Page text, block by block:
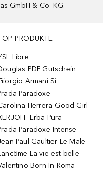
GmbH & Co. KG.
PRODUKTE
Libre
PDF Gutschein
Armani Si
Paradoxe
Herrera Good Girl
Erba Pura
Paradoxe Intense
Paul Gaultier Le Male
La vie est belle
Born In Roma